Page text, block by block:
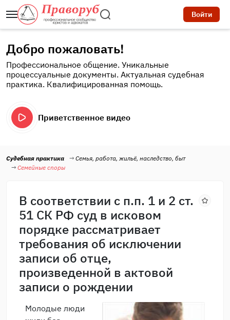
Войти
Добро пожаловать!
Профессиональное общение. Уникальные
процессуальные документы. Актуальная судебная
практика. Квалифицированная помощь.
Приветственное видео
Судебная практика
Семья, работа, жильё, наследство, быт
Семейные споры
В соответствии с п.п. 1 и 2 ст.
51 СК РФ суд в исковом
порядке рассматривает
требования об исключении
записи об отце,
произведенной в актовой
записи о рождении
Молодые люди